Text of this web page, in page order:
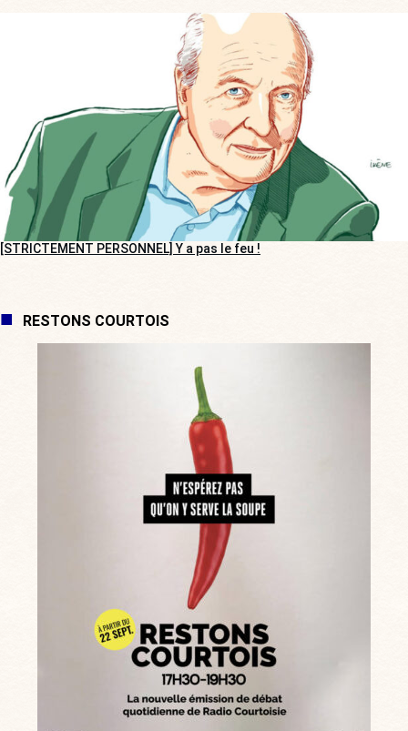
[STRICTEMENT PERSONNEL] Y a pas le feu !
RESTONS COURTOIS